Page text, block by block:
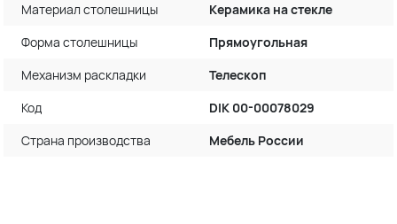
Материал столешницы
Керамика на стекле
Форма столешницы
Прямоугольная
Механизм раскладки
Телескоп
Код
DIK 00-00078029
Страна производства
Мебель России